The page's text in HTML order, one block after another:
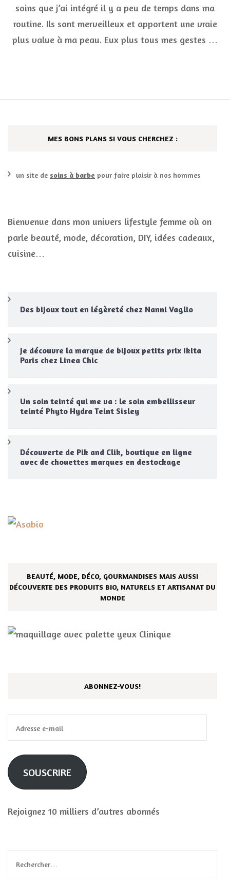
belle
peau
sans
fond
soins que j’ai intégré il y a peu de temps dans ma
routine. Ils sont merveilleux et apportent une vraie
plus value à ma peau. Eux plus tous mes gestes …
MES BONS PLANS SI VOUS CHERCHEZ :
un site de soins à barbe pour faire plaisir à nos hommes
Bienvenue dans mon univers lifestyle femme où on
parle beauté, mode, décoration, DIY, idées cadeaux,
cuisine…
Des bijoux tout en légèreté chez Nanni Vaglio
Je découvre la marque de bijoux petits prix Ikita
Paris chez Linea Chic
Un soin teinté qui me va : le soin embellisseur
teinté Phyto Hydra Teint Sisley
Découverte de Pik and Clik, boutique en ligne
avec de chouettes marques en destockage
BEAUTÉ, MODE, DÉCO, GOURMANDISES MAIS AUSSI
DÉCOUVERTE DES PRODUITS BIO, NATURELS ET ARTISANAT DU
MONDE
ABONNEZ-VOUS!
e-
mail
SOUSCRIRE
Rejoignez 10 milliers d’autres abonnés
Rechercher :